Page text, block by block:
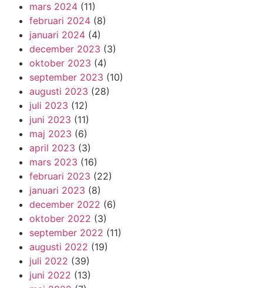
mars 2024 (11)
februari 2024 (8)
januari 2024 (4)
december 2023 (3)
oktober 2023 (4)
september 2023 (10)
augusti 2023 (28)
juli 2023 (12)
juni 2023 (11)
maj 2023 (6)
april 2023 (3)
mars 2023 (16)
februari 2023 (22)
januari 2023 (8)
december 2022 (6)
oktober 2022 (3)
september 2022 (11)
augusti 2022 (19)
juli 2022 (39)
juni 2022 (13)